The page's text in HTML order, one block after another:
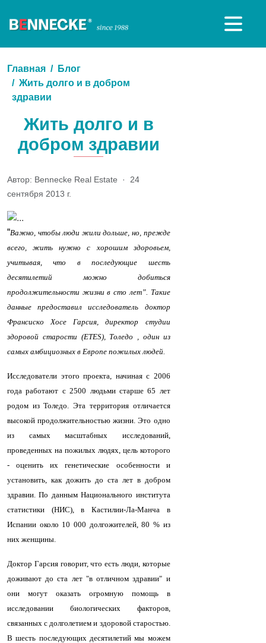
Главная
Блог
Жить долго и в добром
здравии
Жить долго и в
добром здравии
Автор: Bennecke Real Estate · 24
сентября 2013 г.
“Важно, чтобы люди жили дольше, но, прежде
всего, жить нужно с хорошим здоровьем,
учитывая, что в последующие шесть
десятилетий можно добиться
продолжительности жизни в сто лет”. Такие
данные предоставил исследователь доктор
Франсиско Хосе Гарсия, директор студии
здоровой старости (ETES), Толедо , один из
самых амбициозных в Европе пожилых людей.
Исследователи этого проекта, начиная с 2006
года работают с 2500 людьми старше 65 лет
родом из Толедо. Эта территория отличается
высокой продолжительностью жизни. Это одно
из самых масштабных исследований,
проведенных на пожилых людях, цель которого
- оценить их генетические особенности и
установить, как дожить до ста лет в добром
здравии. По данным Национального института
статистики (НИС), в Кастилии-Ла-Манча в
Испании около 10 000 долгожителей, 80 % из
них женщины.
Доктор Гарсия говорит, что есть люди, которые
доживают до ста лет "в отличном здравии" и
они могут оказать огромную помощь в
исследовании биологических факторов,
связанных с долголетием и здоровой старостью.
В шесть последующих десятилетий мы можем